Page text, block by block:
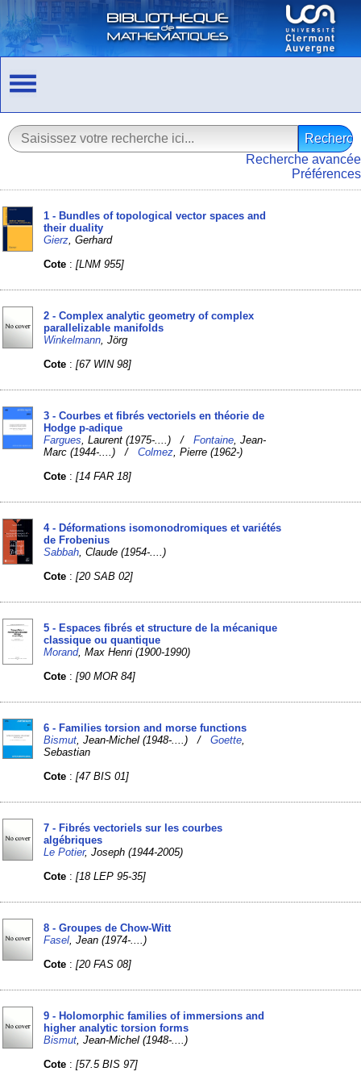
Recherche avancée
Préférences
1 - Bundles of topological vector spaces and
their duality
Gierz , Gerhard
Cote :[LNM 955]
2 - Complex analytic geometry of complex
parallelizable manifolds
Winkelmann , Jörg
Cote :[67 WIN 98]
3 - Courbes et fibrés vectoriels en théorie de
Hodge p-adique
Fargues , Laurent (1975-....) /Fontaine , Jean-
Marc (1944-....) /Colmez , Pierre (1962-)
Cote :[14 FAR 18]
4 - Déformations isomonodromiques et variétés
de Frobenius
Sabbah , Claude (1954-....)
Cote :[20 SAB 02]
5 - Espaces fibrés et structure de la mécanique
classique ou quantique
Morand, Max Henri (1900-1990)
Cote :[90 MOR 84]
6 - Families torsion and morse functions
Bismut , Jean-Michel (1948-....) /Goette
Sebastian
Cote :[47 BIS 01]
7 - Fibrés vectoriels sur les courbes
algébriques
Le Potier, Joseph (1944-2005)
Cote :[18 LEP 95-35]
8 - Groupes de Chow-Witt
Fasel , Jean (1974-....)
Cote :[20 FAS 08]
9 - Holomorphic families of immersions and
higher analytic torsion forms
Bismut , Jean-Michel (1948-....)
Cote :[57.5 BIS 97]